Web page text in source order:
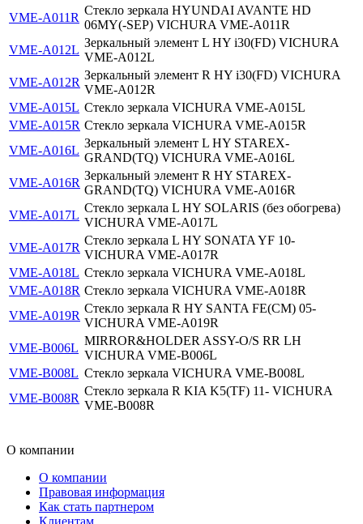
VME-A011R
Стекло зеркала HYUNDAI AVANTE HD
06MY(-SEP) VICHURA VME-A011R
VME-A012L
Зеркальный элемент L HY i30(FD) VICHURA
VME-A012L
VME-A012R
Зеркальный элемент R HY i30(FD) VICHURA
VME-A012R
VME-A015L Стекло зеркала VICHURA VME-A015L
VME-A015R Стекло зеркала VICHURA VME-A015R
VME-A016L
Зеркальный элемент L HY STAREX-
GRAND(TQ) VICHURA VME-A016L
VME-A016R
Зеркальный элемент R HY STAREX-
GRAND(TQ) VICHURA VME-A016R
VME-A017L
Стекло зеркала L HY SOLARIS (без обогрева)
VICHURA VME-A017L
VME-A017R
Стекло зеркала L HY SONATA YF 10-
VICHURA VME-A017R
VME-A018L Стекло зеркала VICHURA VME-A018L
VME-A018R Стекло зеркала VICHURA VME-A018R
VME-A019R
Стекло зеркала R HY SANTA FE(CM) 05-
VICHURA VME-A019R
VME-B006L
MIRROR&HOLDER ASSY-O/S RR LH
VICHURA VME-B006L
VME-B008L Стекло зеркала VICHURA VME-B008L
VME-B008R
Стекло зеркала R KIA K5(TF) 11- VICHURA
VME-B008R
О компании
О компании
Правовая информация
Как стать партнером
Клиентам